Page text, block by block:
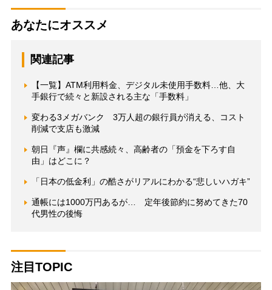
あなたにオススメ
関連記事
【一覧】ATM利用料金、デジタル未使用手数料…他、大
手銀行で続々と新設される主な「手数料」
変わる3メガバンク 3万人超の銀行員が消える、コスト
削減で支店も激減
朝日『声』欄に共感続々、高齢者の「預金を下ろす自
由」はどこに？
「日本の低金利」の酷さがリアルにわかる“悲しいハガキ”
通帳には1000万円あるが… 定年後節約に努めてきた70
代男性の後悔
注目TOPIC